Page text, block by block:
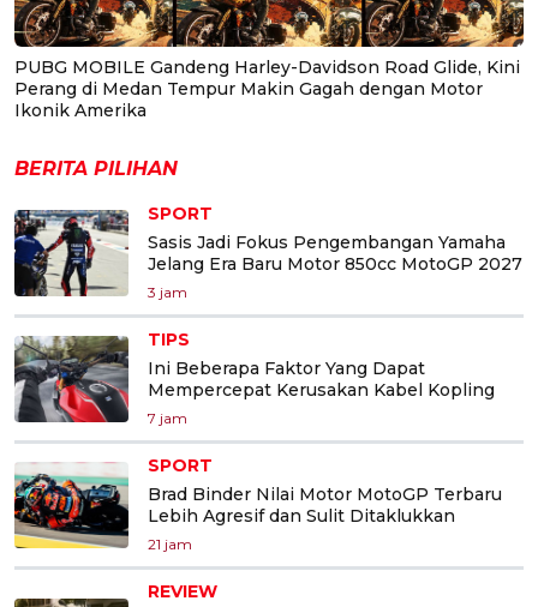
PUBG MOBILE Gandeng Harley-Davidson Road Glide, Kini
Perang di Medan Tempur Makin Gagah dengan Motor
Ikonik Amerika
BERITA PILIHAN
SPORT
Sasis Jadi Fokus Pengembangan Yamaha
Jelang Era Baru Motor 850cc MotoGP 2027
3 jam
TIPS
Ini Beberapa Faktor Yang Dapat
Mempercepat Kerusakan Kabel Kopling
7 jam
SPORT
Brad Binder Nilai Motor MotoGP Terbaru
Lebih Agresif dan Sulit Ditaklukkan
21 jam
REVIEW